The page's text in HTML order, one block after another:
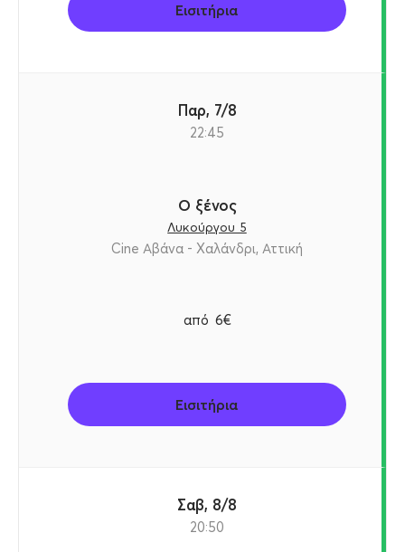
Εισιτήρια
Παρ, 7/8
22:45
Ο ξένος
Λυκούργου 5
Cine Αβάνα - Χαλάνδρι, Αττική
από 6€
Εισιτήρια
Σαβ, 8/8
20:50